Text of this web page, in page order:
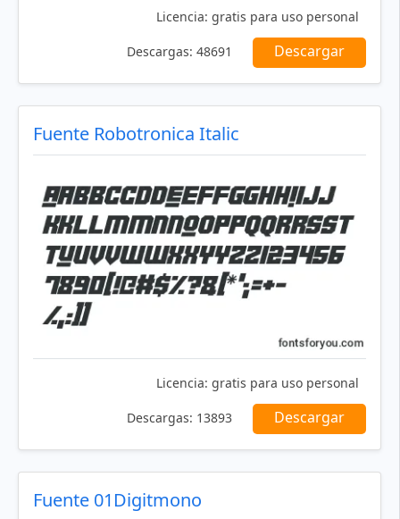
Licencia: gratis para uso personal
Descargas: 48691 Descargar
Fuente Robotronica Italic
Licencia: gratis para uso personal
Descargas: 13893 Descargar
Fuente 01Digitmono